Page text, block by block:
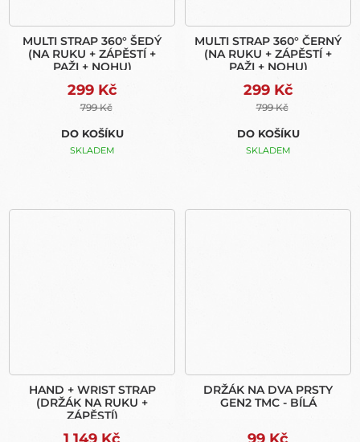
MULTI STRAP 360° ŠEDÝ
(NA RUKU + ZÁPĚSTÍ +
PAŽI + NOHU)
299 Kč
799 Kč
DO KOŠÍKU
SKLADEM
MULTI STRAP 360° ČERNÝ
(NA RUKU + ZÁPĚSTÍ +
PAŽI + NOHU)
299 Kč
799 Kč
DO KOŠÍKU
SKLADEM
HAND + WRIST STRAP
(DRŽÁK NA RUKU +
ZÁPĚSTÍ)
DRŽÁK NA DVA PRSTY
GEN2 TMC - BÍLÁ